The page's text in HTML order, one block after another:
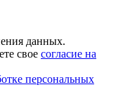
данных.
свое согласие на
персональных